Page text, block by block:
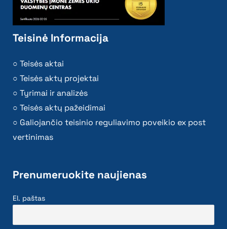
Teisinė Informacija
Teisės aktai
Teisės aktų projektai
Tyrimai ir analizės
Teisės aktų pažeidimai
Galiojančio teisinio reguliavimo poveikio ex post
vertinimas
Prenumeruokite naujienas
El. paštas